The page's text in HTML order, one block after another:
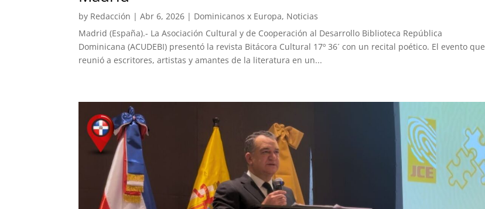
by Redacción |Abr 6, 2026 | Dominicanos x Europa, Noticias
Madrid (España).- La Asociación Cultural y de Cooperación al Desarrollo Biblioteca República
Dominicana (ACUDEBI) presentó la revista Bitácora Cultural 17º 36´ con un recital poético. El evento que
reunió a escritores, artistas y amantes de la literatura en un...